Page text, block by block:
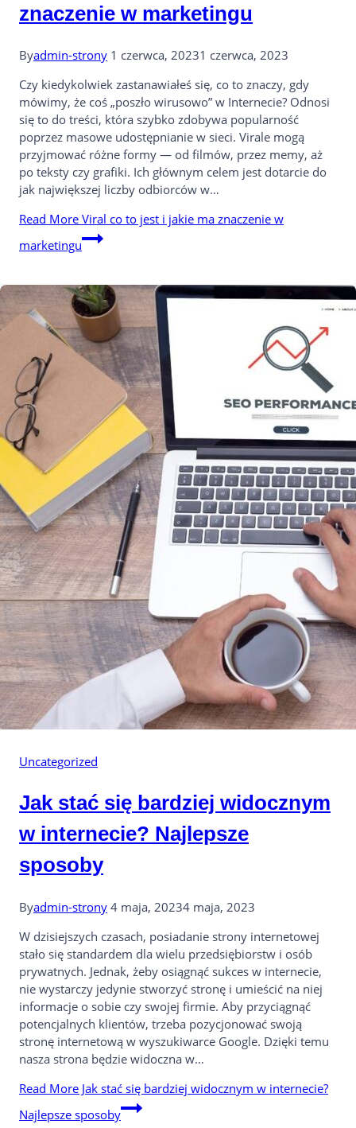
znaczenie w marketingu
Byadmin-strony 1 czerwca, 20231 czerwca, 2023
Czy kiedykolwiek zastanawiałeś się, co to znaczy, gdy
mówimy, że coś „poszło wirusowo” w Internecie? Odnosi
się to do treści, która szybko zdobywa popularność
poprzez masowe udostępnianie w sieci. Virale mogą
przyjmować różne formy — od filmów, przez memy, aż
po teksty czy grafiki. Ich głównym celem jest dotarcie do
jak największej liczby odbiorców w…
Read More Viral co to jest i jakie ma znaczenie w
marketingu
Uncategorized
Jak stać się bardziej widocznym
w internecie? Najlepsze
sposoby
Byadmin-strony 4 maja, 20234 maja, 2023
W dzisiejszych czasach, posiadanie strony internetowej
stało się standardem dla wielu przedsiębiorstw i osób
prywatnych. Jednak, żeby osiągnąć sukces w internecie,
nie wystarczy jedynie stworzyć stronę i umieścić na niej
informacje o sobie czy swojej firmie. Aby przyciągnąć
potencjalnych klientów, trzeba pozycjonować swoją
stronę internetową w wyszukiwarce Google. Dzięki temu
nasza strona będzie widoczna w…
Read More Jak stać się bardziej widocznym w internecie?
Najlepsze sposoby